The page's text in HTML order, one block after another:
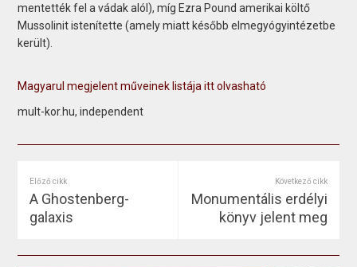
mentették fel a vádak alól), míg Ezra Pound amerikai költő
Mussolinit istenítette (amely miatt később elmegyógyintézetbe
került).
Magyarul megjelent műveinek listája itt olvasható
mult-kor.hu, independent
Előző cikk
A Ghostenberg-
galaxis
Következő cikk
Monumentális erdélyi
könyv jelent meg